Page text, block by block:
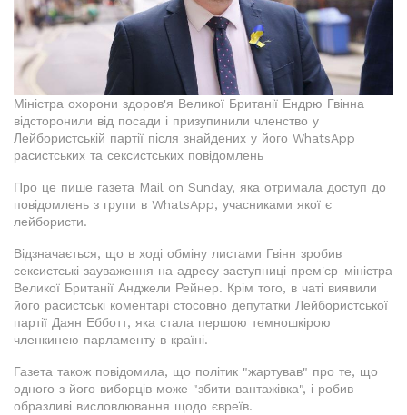
Міністра охорони здоров'я Великої Британії Ендрю Гвінна
відсторонили від посади і призупинили членство у
Лейбористській партії після знайдених у його WhatsApp
расистських та сексистських повідомлень
Про це пише газета Mail on Sunday, яка отримала доступ до
повідомлень з групи в WhatsApp, учасниками якої є
лейбористи.
Відзначається, що в ході обміну листами Гвінн зробив
сексистські зауваження на адресу заступниці прем'єр-міністра
Великої Британії Анджели Рейнер. Крім того, в чаті виявили
його расистські коментарі стосовно депутатки Лейбористської
партії Даян Ебботт, яка стала першою темношкірою
членкинею парламенту в країні.
Газета також повідомила, що політик "жартував" про те, що
одного з його виборців може "збити вантажівка", і робив
образливі висловлювання щодо євреїв.